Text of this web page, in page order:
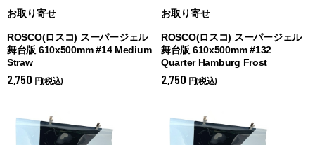
お取り寄せ
ROSCO(ロスコ) スーパージェル
舞台版 610x500mm #14 Medium
Straw
2,750 円(税込)
お取り寄せ
ROSCO(ロスコ) スーパージェル
舞台版 610x500mm #132
Quarter Hamburg Frost
2,750 円(税込)